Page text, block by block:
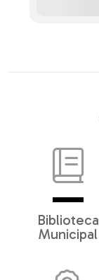
Biblioteca
Municipal